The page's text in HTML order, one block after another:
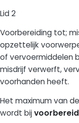
Lid 2
Voorbereiding tot;
opzettelijk
of vervoermiddelen
misdrijf verwerft,
voorhanden heeft.
Het maximum van
wordt bij